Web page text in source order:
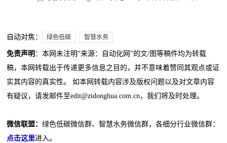
自动对焦： 绿色低碳 智慧水务
免责声明 ：本网未注明“来源：自动化网”的文/图等稿件均为转载
稿，本网转载出于传递更多信息之目的，并不意味着赞同其观点或证
实其内容的真实性。 如本网转载内容涉及版权问题以及对文章内容
有疑议，请发邮件至edit@zidonghua.com.cn，我们将及时处理。
微信联盟：绿色低碳微信群、智慧水务微信群，各细分行业微信群：
点击这里进入。